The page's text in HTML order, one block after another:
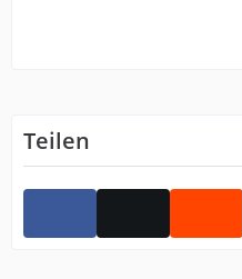
Teilen